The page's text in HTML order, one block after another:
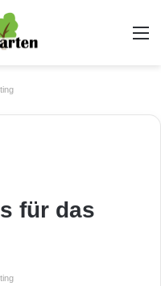
für das